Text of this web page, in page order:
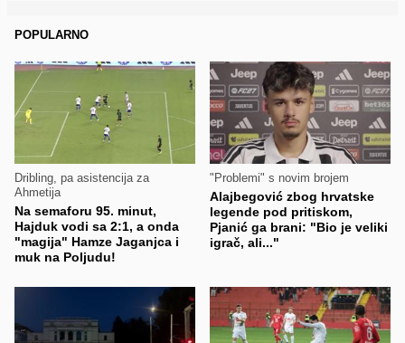
POPULARNO
Dribling, pa asistencija za
Ahmetija
Na semaforu 95. minut,
Hajduk vodi sa 2:1, a onda
"magija" Hamze Jaganjca i
muk na Poljudu!
"Problemi" s novim brojem
Alajbegović zbog hrvatske
legende pod pritiskom,
Pjanić ga brani: "Bio je veliki
igrač, ali..."